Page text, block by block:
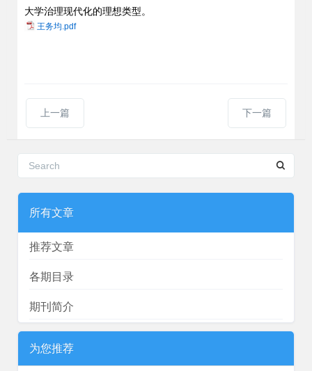
大学治理现代化的理想类型。
王务均.pdf
上一篇 下一篇
所有文章
推荐文章
各期目录
期刊简介
为您推荐